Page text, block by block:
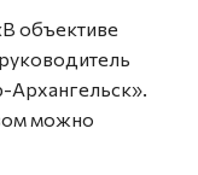
объективе
Архангельск».
можно